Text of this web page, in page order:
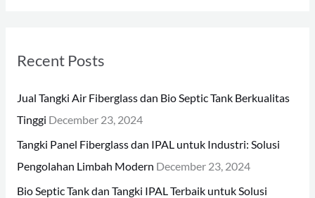
c
r
:
Recent Posts
Jual Tangki Air Fiberglass dan Bio Septic Tank Berkualitas
Tinggi December 23, 2024
Tangki Panel Fiberglass dan IPAL untuk Industri: Solusi
Pengolahan Limbah Modern December 23, 2024
Bio Septic Tank dan Tangki IPAL Terbaik untuk Solusi